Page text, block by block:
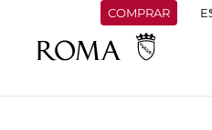
COMPRAR